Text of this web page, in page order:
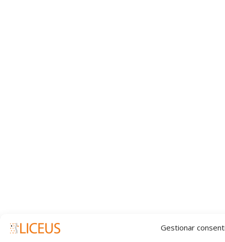
Gestionar